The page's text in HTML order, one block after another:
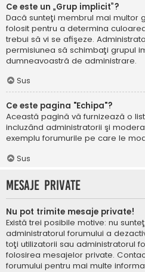
Ce este un „Grup implicit”?
Dacă sunteţi membrul mai multor
folosit pentru a determina
trebui să vi se afişeze.
permisiunea să schimbaţi grupul
dumneavoastră de administrare.
Sus
Ce este pagina "Echipa"?
Această pagină vă furnizează o
incluzând administratorii şi
exemplu forumurile pe care le
Sus
Mesaje private
Nu pot trimite mesaje private!
Există trei posibile motive: nu
administratorul forumului a
toţi utilizatorii sau administratorul
folosirea mesajelor private.
forumului pentru mai multe